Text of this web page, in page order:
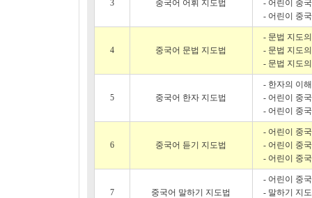
3 중국어 어휘 지도법
- 어린이 중
- 어린이 중
4 중국어 문법 지도법
- 문법 지도
- 문법 지도
- 문법 지도
5 중국어 한자 지도법
- 한자의 이해
- 어린이 중
- 어린이 중
6 중국어 듣기 지도법
- 어린이 중
- 어린이 중
- 어린이 중
7 중국어 말하기 지도법
- 어린이 중
- 말하기 지